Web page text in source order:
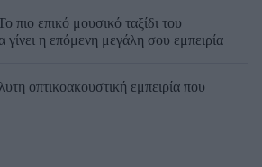
επικό μουσικό ταξίδι του
γίνει η επόμενη μεγάλη σου εμπειρία
οπτικοακουστική εμπειρία που